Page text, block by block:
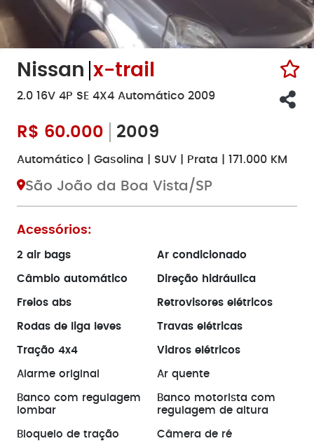
Nissan x-trail
2.0 16V 4P SE 4X4 Automático 2009
R$ 60.000 2009
Automático | Gasolina | SUV | Prata | 171.000 KM
São João da Boa Vista/SP
Acessórios:
2 air bags Ar condicionado
Câmbio automático Direção hidráulica
Freios abs Retrovisores elétricos
Rodas de liga leves Travas elétricas
Tração 4x4 Vidros elétricos
Alarme original Ar quente
Banco com regulagem
lombar
Banco motorista com
regulagem de altura
Bloqueio de tração Câmera de ré